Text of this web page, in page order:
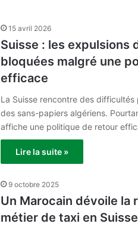
15 avril 2026
Suisse : les expulsions
bloquées malgré une
efficace
La Suisse rencontre des difficultés
des sans-papiers algériens.
affiche une politique de retour
Lire la suite »
9 octobre 2025
Un Marocain dévoile la
métier de taxi en Suisse